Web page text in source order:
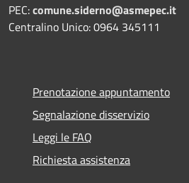
PEC:comune.siderno@asmepec.it
Centralino Unico: 0964 345111
Prenotazione appuntamento
Segnalazione disservizio
Leggi le FAQ
Richiesta assistenza